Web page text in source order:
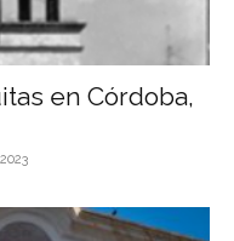
en Córdoba,